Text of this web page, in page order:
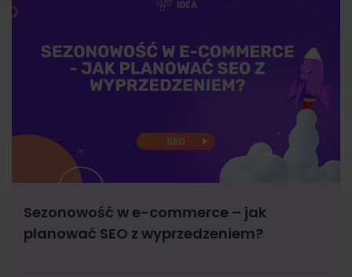
Sezonowość w e-commerce – jak
planować SEO z wyprzedzeniem?